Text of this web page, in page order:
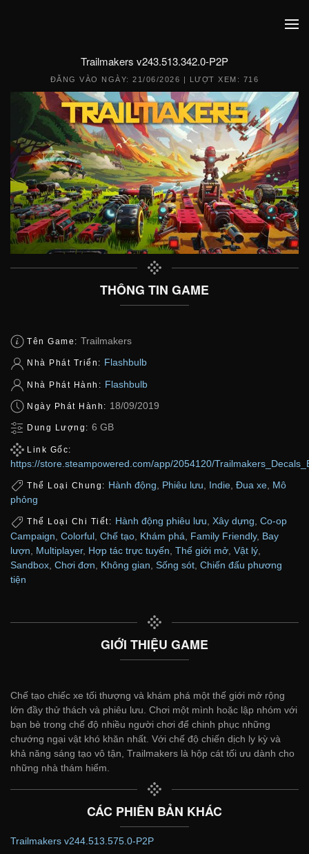
Trailmakers v243.513.342.0-P2P
ĐĂNG VÀO NGÀY:21/06/2026 | LƯỢT XEM: 716
THÔNG TIN GAME
Tên Game: Trailmakers
Nhà Phát Triển: Flashbulb
Nhà Phát Hành: Flashbulb
Ngày Phát Hành: 18/09/2019
Dung Lượng: 6 GB
Link Gốc:
https://store.steampowered.com/app/2054120/
Thể Loại Chung: Hành động Phiêu lưu Indie Đua xe Mô
phỏng
Thể Loại Chi Tiết: Hành động phiêu lưu, Xây dựng, Co-op
Campaign Colorful Chế tạo Khám phá Family Friendly, Bay
lượn
Multiplayer, Hợp tác trực tuyến Thế giới mở Vật lý
Sandbox Chơi đơn Không gian Sống sót Chiến đấu phương
tiện
GIỚI THIỆU GAME
Chế tạo chiếc xe tối thượng và khám phá một thế giới mở rộng
lớn đầy thử thách và phiêu lưu. Chơi một mình hoặc lập nhóm với
bạn bè trong chế độ nhiều người chơi để chinh phục những
chướng ngại vật khó khăn nhất. Với chế độ chiến dịch ly kỳ và
khả năng sáng tạo vô tận, Trailmakers là hộp cát tối ưu dành cho
những nhà thám hiểm.
CÁC PHIÊN BẢN KHÁC
Trailmakers v244.513.575.0-P2P